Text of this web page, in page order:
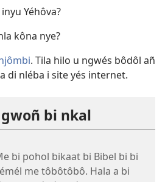
Yéhôva?
kôna nye?
. Tila hilo u ngwés bôdôl añ
di nléba i site yés internet.
bi nkal
bi pohol bikaat bi Bibel bi bi
me tôbôtôbô. Hala a bi